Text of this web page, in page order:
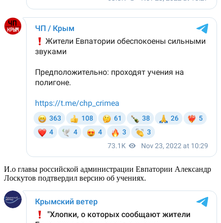
И.о главы российской администрации Евпатории Александр
Лоскутов подтвердил версию об учениях.